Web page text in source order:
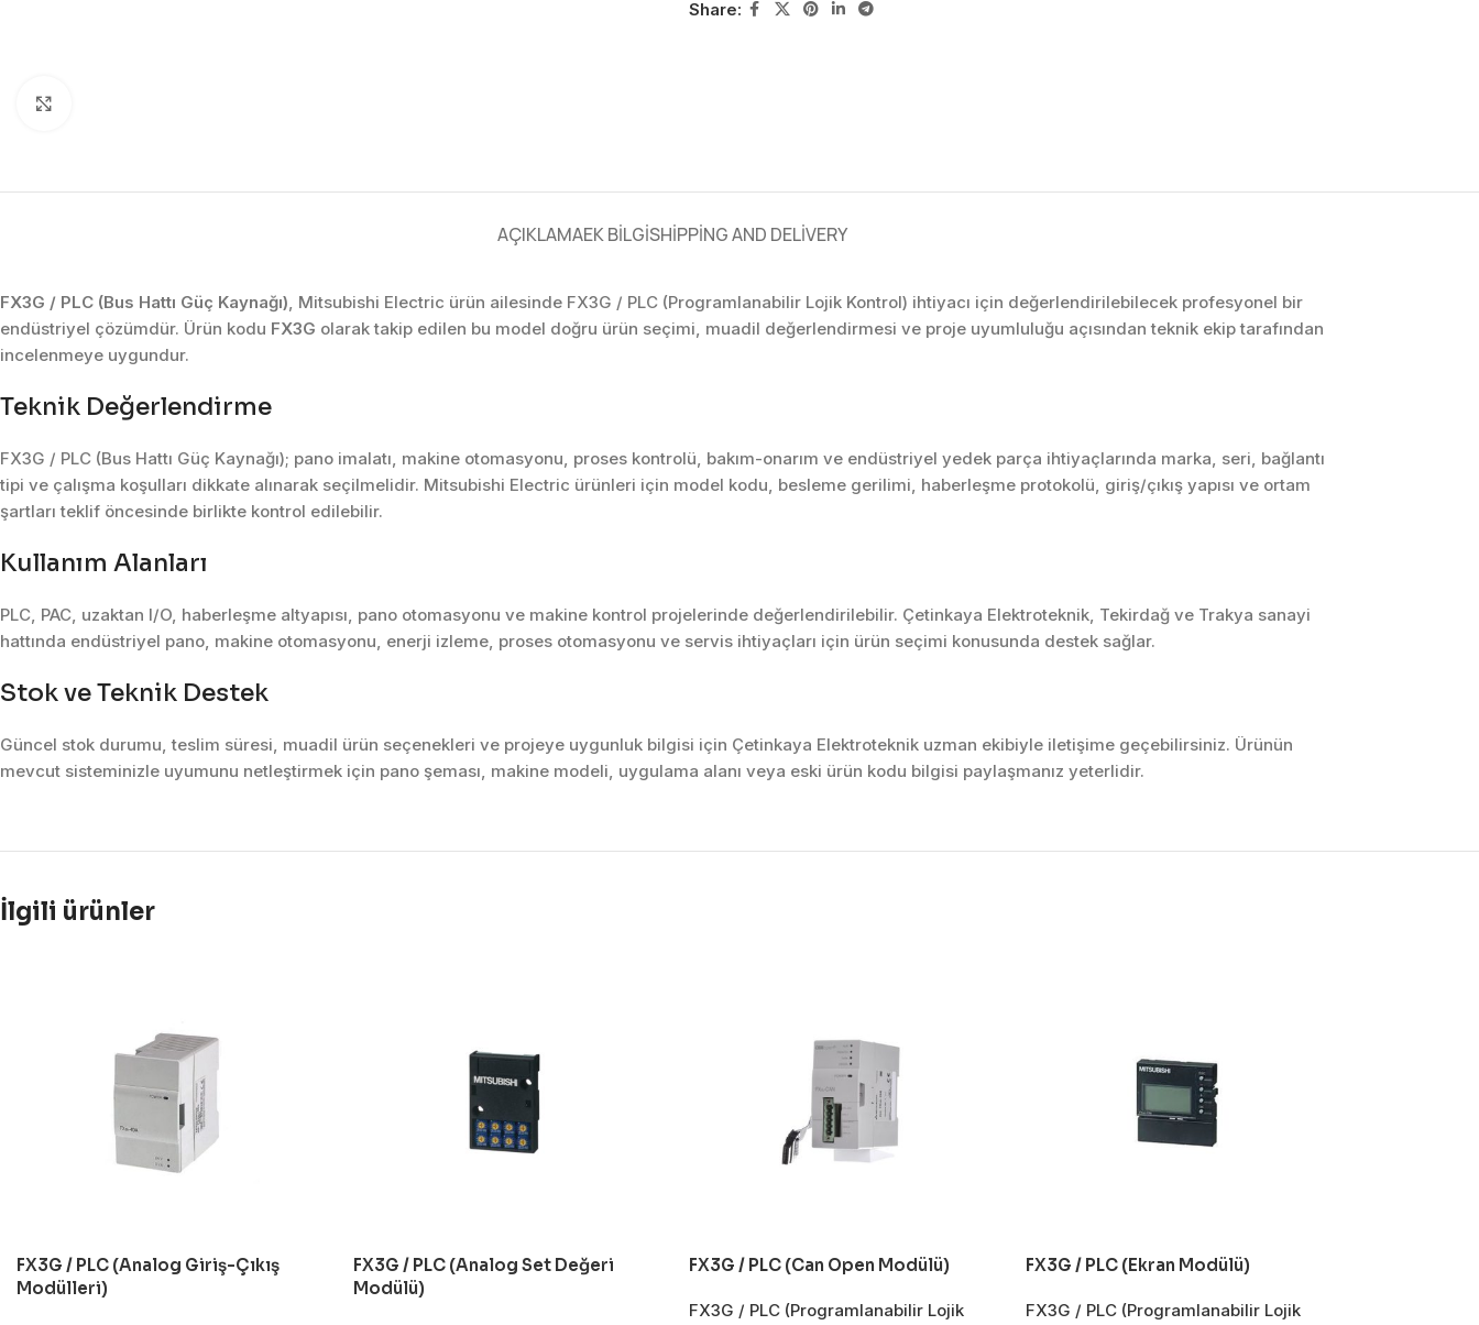
Makine Otomasyonu
Proses Otomasyonu
Robotik ve Hareket
Share:
AÇIKLAMAEK BILGISHIPPING AND DELIVERY
FX3G / PLC (Bus Hattı Güç Kaynağı), Mitsubishi Electric ürün ailesinde FX3G / PLC (Programlanabilir Lojik Kontrol) ihtiyacı için değerlendirilebilecek profesyonel bir
endüstriyel çözümdür. Ürün kodu FX3G olarak takip edilen bu model doğru ürün seçimi, muadil değerlendirmesi ve proje uyumluluğu açısından teknik ekip tarafından
incelenmeye uygundur.
Teknik Değerlendirme
FX3G / PLC (Bus Hattı Güç Kaynağı); pano imalatı, makine otomasyonu, proses kontrolü, bakım-onarım ve endüstriyel yedek parça ihtiyaçlarında marka, seri, bağlantı
tipi ve çalışma koşulları dikkate alınarak seçilmelidir. Mitsubishi Electric ürünleri için model kodu, besleme gerilimi, haberleşme protokolü, giriş/çıkış yapısı ve ortam
şartları teklif öncesinde birlikte kontrol edilebilir.
Kullanım Alanları
PLC, PAC, uzaktan I/O, haberleşme altyapısı, pano otomasyonu ve makine kontrol projelerinde değerlendirilebilir. Çetinkaya Elektroteknik, Tekirdağ ve Trakya sanayi
hattında endüstriyel pano, makine otomasyonu, enerji izleme, proses otomasyonu ve servis ihtiyaçları için ürün seçimi konusunda destek sağlar.
Stok ve Teknik Destek
Güncel stok durumu, teslim süresi, muadil ürün seçenekleri ve projeye uygunluk bilgisi için Çetinkaya Elektroteknik uzman ekibiyle iletişime geçebilirsiniz. Ürünün
mevcut sisteminizle uyumunu netleştirmek için pano şeması, makine modeli, uygulama alanı veya eski ürün kodu bilgisi paylaşmanız yeterlidir.
İlgili ürünler
FX3G / PLC (Analog Giriş-Çıkış
Modülleri)
FX3G / PLC (Analog Set Değeri
Modülü)
FX3G / PLC (Can Open Modülü)
FX3G / PLC (Programlanabilir Lojik
FX3G / PLC (Ekran Modülü)
FX3G / PLC (Programlanabilir Lojik